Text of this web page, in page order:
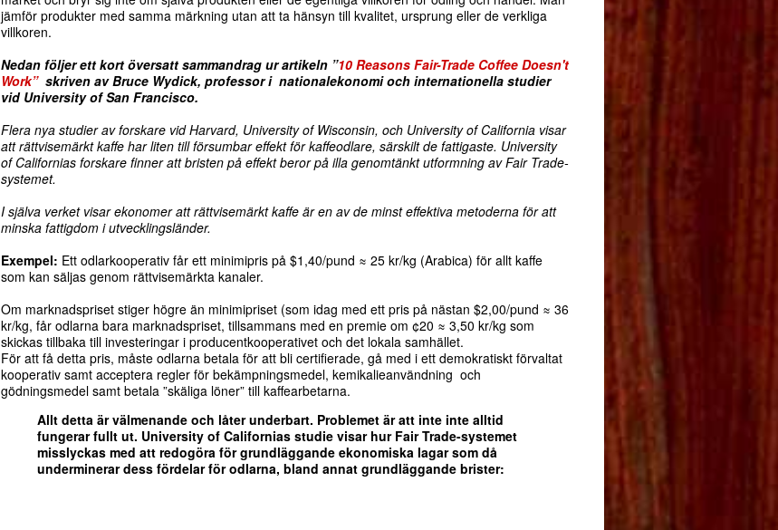
jämför produkter med samma märkning utan att ta hänsyn till kvalitet, ursprung eller de verkliga
villkoren.
Nedan följer ett kort översatt sammandrag ur artikeln ”10 Reasons Fair-Trade Coffee Doesn't
Work”skriven av Bruce Wydick, professor i nationalekonomi och internationella studier
vid University of San Francisco.
Flera nya studier av forskare vid Harvard, University of Wisconsin, och University of California visar
att rättvisemärkt kaffe har liten till försumbar effekt för kaffeodlare, särskilt de fattigaste. University
of Californias forskare finner att bristen på effekt beror på illa genomtänkt utformning av Fair Trade-
systemet.
I själva verket visar ekonomer att rättvisemärkt kaffe är en av de minst effektiva metoderna för att
minska fattigdom i utvecklingsländer.
Exempel: Ett odlarkooperativ får ett minimipris på $1,40/pund ≈ 25 kr/kg (Arabica) för allt kaffe
som kan säljas genom rättvisemärkta kanaler.
Om marknadspriset stiger högre än minimipriset (som idag med ett pris på nästan $2,00/pund ≈ 36
kr/kg, får odlarna bara marknadspriset, tillsammans med en premie om ¢20 ≈ 3,50 kr/kg som
skickas tillbaka till investeringar i producentkooperativet och det lokala samhället.
För att få detta pris, måste odlarna betala för att bli certifierade, gå med i ett demokratiskt förvaltat
kooperativ samt acceptera regler för bekämpningsmedel, kemikalieanvändning och
gödningsmedel samt betala ”skäliga löner” till kaffearbetarna.
Allt detta är välmenande och låter underbart. Problemet är att inte inte alltid
fungerar fullt ut. University of Californias studie visar hur Fair Trade-systemet
misslyckas med att redogöra för grundläggande ekonomiska lagar som då
underminerar dess fördelar för odlarna, bland annat grundläggande brister: